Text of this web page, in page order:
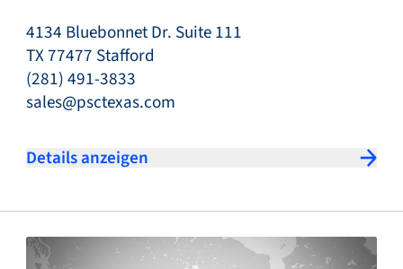
4134 Bluebonnet Dr. Suite 111
TX 77477 Stafford
(281) 491-3833
sales@psctexas.com
Details anzeigen